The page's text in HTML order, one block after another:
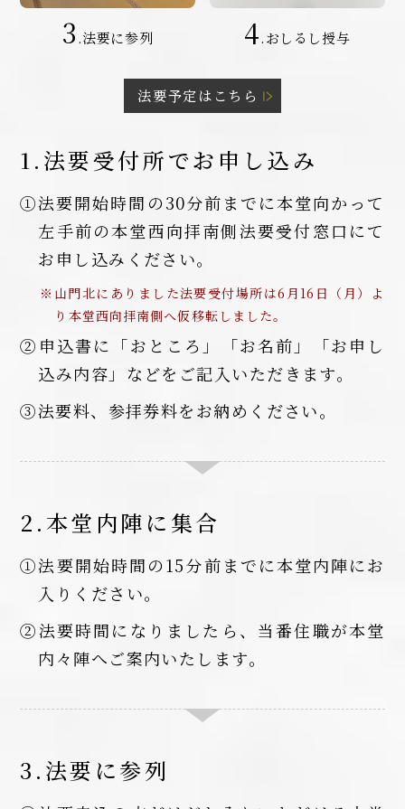
3.法要に参列 4.おしるし授与
法要予定はこちら
1.法要受付所でお申し込み
①法要開始時間の30分前までに本堂向かって
左手前の本堂西向拝南側法要受付窓口にて
お申し込みください。
※山門北にありました法要受付場所は6月16日（月）よ
り本堂西向拝南側へ仮移転しました。
②申込書に「おところ」「お名前」「お申し
込み内容」などをご記入いただきます。
③法要料、参拝券料をお納めください。
2.本堂内陣に集合
①法要開始時間の15分前までに本堂内陣にお
入りください。
②法要時間になりましたら、当番住職が本堂
内々陣へご案内いたします。
3.法要に参列